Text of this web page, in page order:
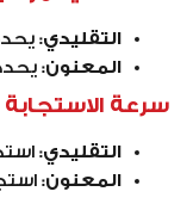
التقليدي:
المعنون:
سرعة الاستجابة
التقليدي:
المعنون: